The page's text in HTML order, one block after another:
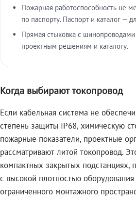
Пожарная работоспособность не
по паспорту. Паспорт и каталог —
Прямая стыковка с
проектным решениям и каталогу.
Когда выбирают токопровод
Если кабельная система не
степень защиты IP68, химическую
пожарные показатели, проектные
рассматривают литой токопровод.
компактных закрытых подстанциях,
с высокой плотностью
ограниченного монтажного